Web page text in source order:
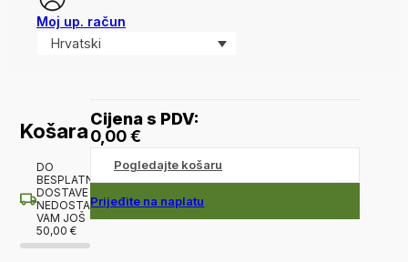
Moj up. račun
Hrvatski
Košara
DO
BESPLATNE
DOSTAVE
NEDOSTAJE
VAM JOŠ
50,00 €
Cijena s PDV:
0,00€
Pogledajte košaru
Prijeđite na naplatu